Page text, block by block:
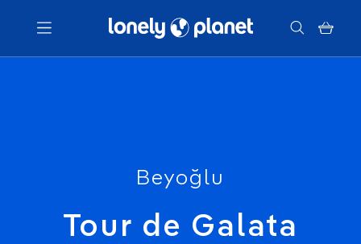
Menu
Beyoğlu
Tour de Galata